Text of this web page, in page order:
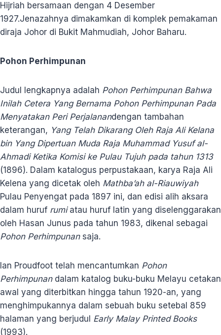
Hijriah bersamaan dengan 4 Desember
1927.Jenazahnya dimakamkan di komplek pemakaman
diraja Johor di Bukit Mahmudiah, Johor Baharu.
Pohon Perhimpunan
Judul lengkapnya adalah Pohon Perhimpunan Bahwa
Inilah Cetera Yang Bernama Pohon Perhimpunan Pada
Menyatakan Peri Perjalanandengan tambahan
keterangan, Yang Telah Dikarang Oleh Raja Ali Kelana
bin Yang Dipertuan Muda Raja Muhammad Yusuf al-
Ahmadi Ketika Komisi ke Pulau Tujuh pada tahun 1313
(1896). Dalam katalogus perpustakaan, karya Raja Ali
Kelena yang dicetak oleh Mathba’ah al-Riauwiyah
Pulau Penyengat pada 1897 ini, dan edisi alih aksara
dalam huruf rumiatau huruf latin yang diselenggarakan
oleh Hasan Junus pada tahun 1983, dikenal sebagai
Pohon Perhimpunansaja.
Ian Proudfoot telah mencantumkan Pohon
Perhimpunandalam katalog buku-buku Melayu cetakan
awal yang diterbitkan hingga tahun 1920-an, yang
menghimpukannya dalam sebuah buku setebal 859
halaman yang berjudul Early Malay Printed Books
(1993).